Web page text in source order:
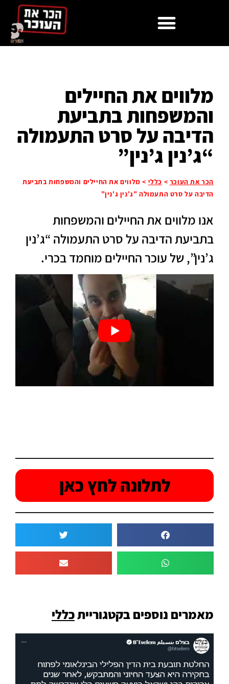
מלווים את החיילים
והמשפחות בתביעת
הדיבה על סרט התעמולה
“ג’נין ג’נין”
הכר את העוכר > כללי > מלווים את החיילים והמשפחות בתביעת
הדיבה על סרט התעמולה "ג'נין ג'נין"
אנו מלווים את החיילים והמשפחות
בתביעת הדיבה על סרט התעמולה “ג’נין
ג’נין”, של עוכר החיילים מוחמד בכרי.
לתלונה לחץ כאן
מאמרים נוספים בקטגורייתכללי